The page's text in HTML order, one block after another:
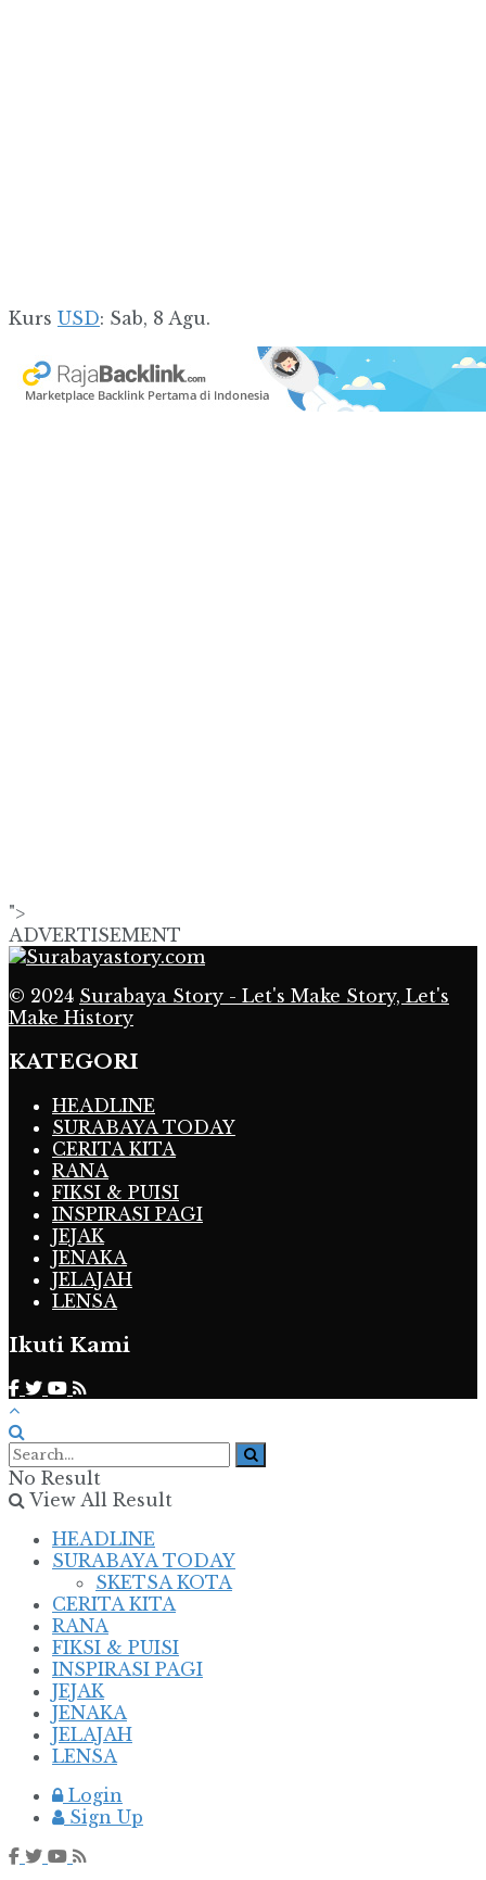
Kurs USD: Sab, 8 Agu.
">
ADVERTISEMENT
© 2024 Surabaya Story - Let's Make Story, Let's
Make History
KATEGORI
HEADLINE
SURABAYA TODAY
CERITA KITA
RANA
FIKSI & PUISI
INSPIRASI PAGI
JEJAK
JENAKA
JELAJAH
LENSA
Ikuti Kami
No Result
View All Result
HEADLINE
SURABAYA TODAY
SKETSA KOTA
CERITA KITA
RANA
FIKSI & PUISI
INSPIRASI PAGI
JEJAK
JENAKA
JELAJAH
LENSA
Login
Sign Up